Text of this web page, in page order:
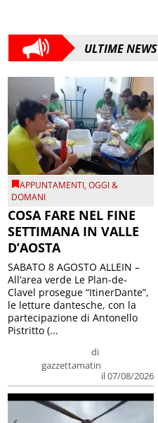
ULTIME NEWS
APPUNTAMENTI,OGGI &
DOMANI
COSA FARE NEL FINE
SETTIMANA IN VALLE
D’AOSTA
di
gazzettamatin
il 07/08/2026
SABATO 8 AGOSTO ALLEIN –
All’area verde Le Plan-de-
Clavel prosegue “ItinerDante”,
le letture dantesche, con la
partecipazione di Antonello
Pistritto (...